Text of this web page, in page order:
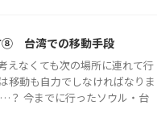
⑧ 台湾での移動手段
えなくても次の場所に連れて行
移動も自力でしなければなりま
？ 今までに行ったソウル・台